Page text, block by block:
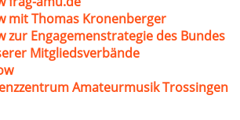
mit Thomas Kronenberger
zur Engagemenstrategie des Bundes
Mitgliedsverbände
Amateurmusik Trossingen